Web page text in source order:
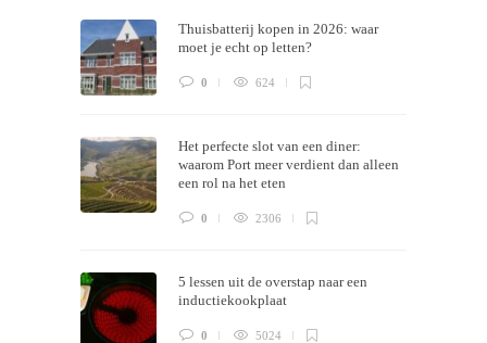
now!
Thuisbatterij kopen in 2026: waar
moet je echt op letten?
0 624
Het perfecte slot van een diner:
waarom Port meer verdient dan alleen
een rol na het eten
0 2306
5 lessen uit de overstap naar een
inductiekookplaat
0 5024